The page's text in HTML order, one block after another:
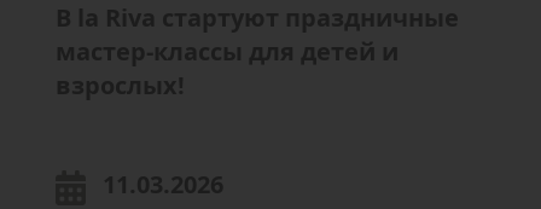
В la Riva стартуют праздничные
мастер-классы для детей и
взрослых!
11.03.2026